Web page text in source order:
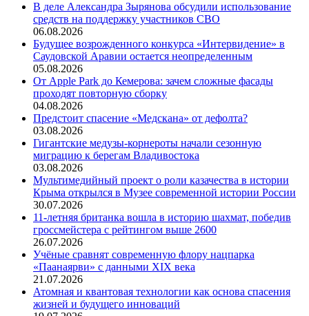
В деле Александра Зырянова обсудили использование
средств на поддержку участников СВО
06.08.2026
Будущее возрожденного конкурса «Интервидение» в
Саудовской Аравии остается неопределенным
05.08.2026
От Apple Park до Кемерова: зачем сложные фасады
проходят повторную сборку
04.08.2026
Предстоит спасение «Медскана» от дефолта?
03.08.2026
Гигантские медузы-корнероты начали сезонную
миграцию к берегам Владивостока
03.08.2026
Мультимедийный проект о роли казачества в истории
Крыма открылся в Музее современной истории России
30.07.2026
11-летняя британка вошла в историю шахмат, победив
гроссмейстера с рейтингом выше 2600
26.07.2026
Учёные сравнят современную флору нацпарка
«Паанаярви» с данными XIX века
21.07.2026
Атомная и квантовая технологии как основа спасения
жизней и будущего инноваций